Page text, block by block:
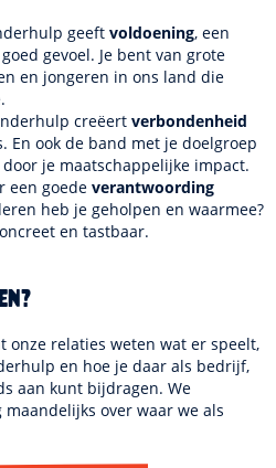
geeft voldoening, een
gevoel. Je bent van grote
en jongeren in ons land die
creëert verbondenheid
En ook de band met je doelgroep
je maatschappelijke impact.
een goede verantwoording
heb je geholpen en waarmee?
en tastbaar.
onze relaties weten wat er speelt,
en hoe je daar als bedrijf,
aan kunt bijdragen. We
over waar we als